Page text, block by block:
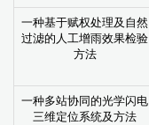
一种基于赋权处理及自然
过滤的人工增雨效果检验
方法
一种多站协同的光学闪电
三维定位系统及方法